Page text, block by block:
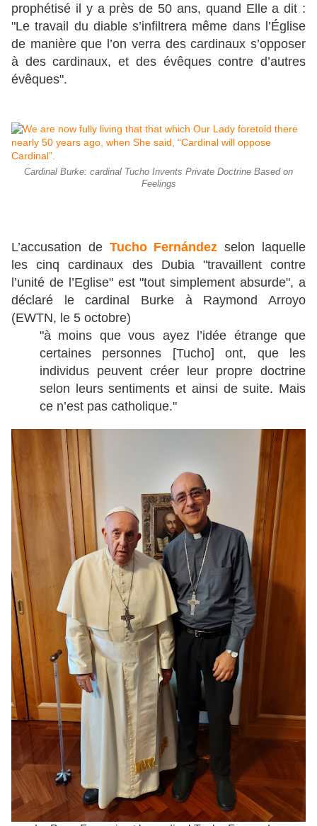
prophétisé il y a près de 50 ans, quand Elle a dit :
"Le travail du diable s’infiltrera même dans l’Église
de manière que l’on verra des cardinaux s’opposer
à des cardinaux, et des évêques contre d’autres
évêques".
Cardinal Burke: cardinal Tucho Invents Private Doctrine Based on
Feelings
L’accusation de Tucho Fernández selon laquelle
les cinq cardinaux des Dubia "travaillent contre
l’unité de l’Eglise" est "tout simplement absurde", a
déclaré le cardinal Burke à Raymond Arroyo
(EWTN, le 5 octobre)
"à moins que vous ayez l’idée étrange que
certaines personnes [Tucho] ont, que les
individus peuvent créer leur propre doctrine
selon leurs sentiments et ainsi de suite. Mais
ce n’est pas catholique."